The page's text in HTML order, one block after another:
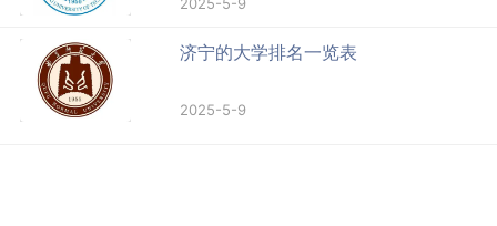
2025-5-9
济宁的大学排名一览表
2025-5-9